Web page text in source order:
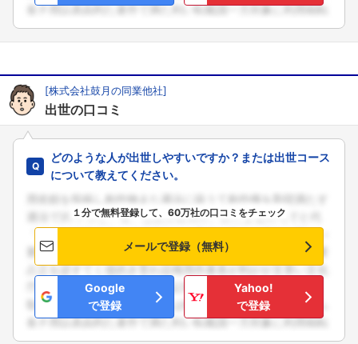
[株式会社鼓月の同業他社]
出世の口コミ
どのような人が出世しやすいですか？または出世コース
について教えてください。
１分で無料登録して、60万社の口コミをチェック
メールで登録（無料）
Google
で登録
Yahoo!
で登録